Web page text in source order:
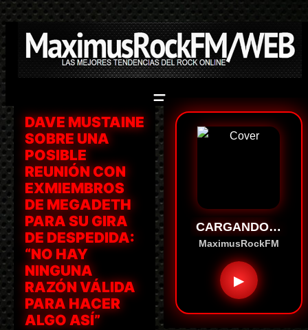
Saltar
contenido
DAVE MUSTAINE
SOBRE UNA
POSIBLE
REUNIÓN CON
EXMIEMBROS
DE MEGADETH
PARA SU GIRA
DE DESPEDIDA:
“NO HAY
NINGUNA
RAZÓN VÁLIDA
PARA HACER
ALGO ASÍ”
CARGANDO…
MaximusRockFM
▶